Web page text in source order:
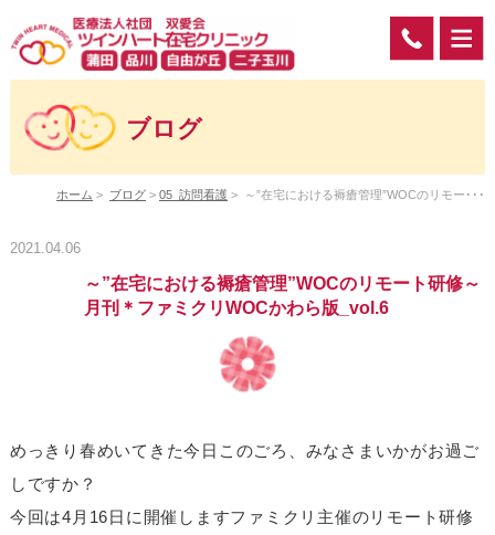
ブログ
ホーム > ブログ >05_訪問看護 > ～”在宅における褥瘡管理”WOCのリモー･･･
2021.04.06
～”在宅における褥瘡管理”WOCのリモート研修～
月刊＊ファミクリWOCかわら版_vol.6
めっきり春めいてきた今日このごろ、みなさまいかがお過ご
しですか？
今回は4月16日に開催しますファミクリ主催のリモート研修